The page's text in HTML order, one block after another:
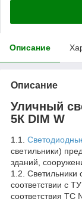
Описание
Описание
Уличный
5К DIM W
1.1.
светильники)
зданий,
1.2. Светильники
соответствии с
соответствия ТС